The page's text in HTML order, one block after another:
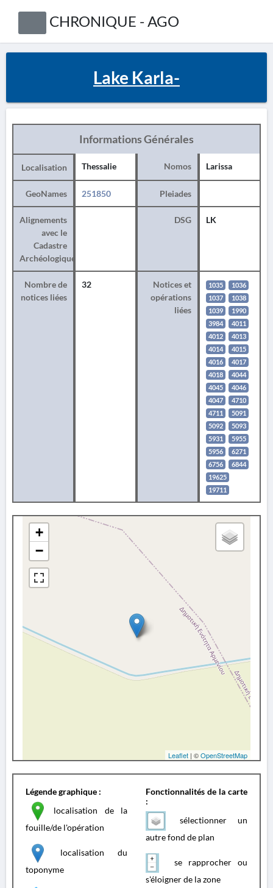
CHRONIQUE - AGO
Lake Karla-
Informations Générales
Localisation Thessalie Nomos Larissa
GeoNames 251850 Pleiades
Alignements
avec le
Cadastre
Archéologique
DSG LK
Nombre de
notices liées
32
Notices et
opérations
liées
1035
1036
1037
1038
1039
1990
3984
4011
4012
4013
4014
4015
4016
4017
4018
4044
4045
4046
4047
4710
4711
5091
5092
5093
5931
5955
5956
6271
6756
6844
19625
19711
+
−
Leaflet | ©OpenStreetMap
Légende graphique :
localisation de la
fouille/de l'opération
localisation du
toponyme
Fonctionnalités de la carte
:
sélectionner un
autre fond de plan
se rapprocher ou
s'éloigner de la zone